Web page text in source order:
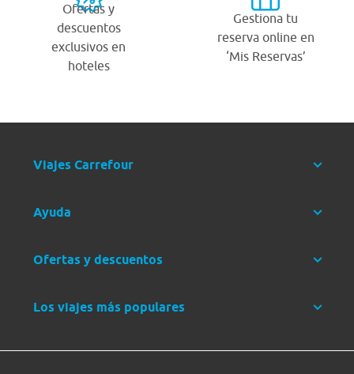
Ofertas y
descuentos
exclusivos en
hoteles
Gestiona tu
reserva online en
‘Mis Reservas’
Viajes Carrefour
Ayuda
Ofertas y descuentos
Los viajes más populares